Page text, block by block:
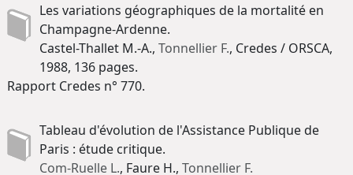
Les variations géographiques de la mortalité en
Champagne-Ardenne.
Castel-Thallet M.-A., Tonnellier F., Credes / ORSCA,
1988, 136 pages.
Rapport Credes n° 770.
Tableau d'évolution de l'Assistance Publique de
Paris : étude critique.
Com-Ruelle L., Faure H., Tonnellier F.